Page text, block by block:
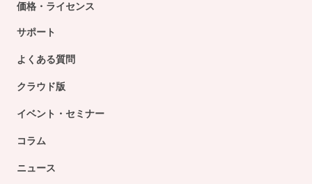
価格・ライセンス
サポート
よくある質問
クラウド版
イベント・セミナー
コラム
ニュース